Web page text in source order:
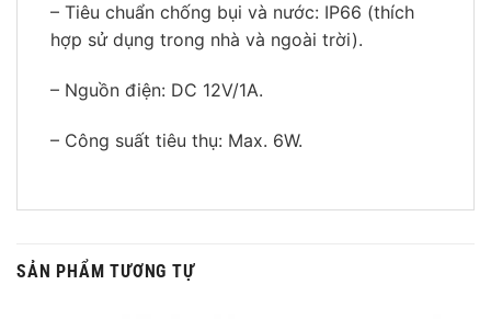
– Tiêu chuẩn chống bụi và nước: IP66 (thích
hợp sử dụng trong nhà và ngoài trời).
– Nguồn điện: DC 12V/1A.
– Công suất tiêu thụ: Max. 6W.
SẢN PHẨM TƯƠNG TỰ